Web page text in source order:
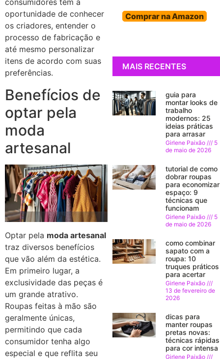
consumidores têm a
oportunidade de conhecer
os criadores, entender o
processo de fabricação e
até mesmo personalizar
itens de acordo com suas
preferências.
Benefícios de
optar pela
moda
artesanal
Optar pela moda artesanal
traz diversos benefícios
que vão além da estética.
Em primeiro lugar, a
exclusividade das peças é
um grande atrativo.
Roupas feitas à mão são
geralmente únicas,
permitindo que cada
consumidor tenha algo
especial e que reflita seu
Comprar na Amazon
MAIS RECENTES
guia para
montar looks de
trabalho
modernos: 25
ideias práticas
para arrasar
Girlene Paixão
5
de maio de 2026
tutorial de como
dobrar roupas
para economizar
espaço: 9
técnicas que
funcionam
Girlene Paixão
5
de maio de 2026
como combinar
sapato com a
roupa: 10
truques práticos
para acertar
Girlene Paixão
13 de fevereiro de
2026
dicas para
manter roupas
pretas novas:
técnicas rápidas
para cor intensa
Girlene Paixão